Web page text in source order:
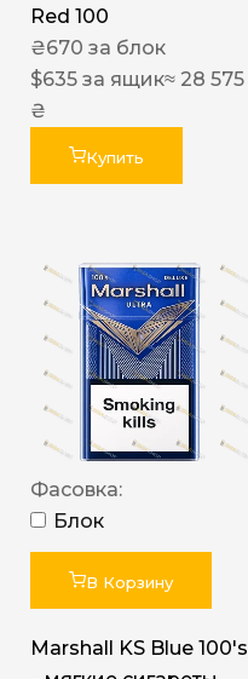
Red 100
₴670 за блок
$635 за ящик≈ 28 575
₴
Купить
Фасовка:
Блок
В Корзину
Marshall KS Blue 100's